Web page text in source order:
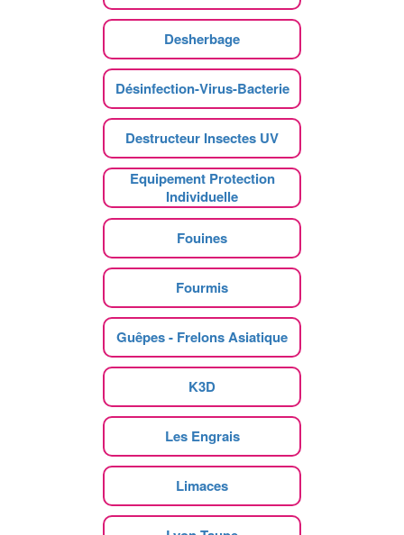
Desherbage
Désinfection-Virus-Bacterie
Destructeur Insectes UV
Equipement Protection
Individuelle
Fouines
Fourmis
Guêpes - Frelons Asiatique
K3D
Les Engrais
Limaces